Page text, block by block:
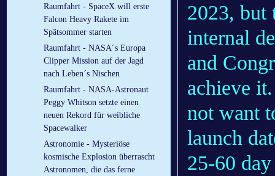
Raumfahrt - SpaceX will erste
Falcon Heavy Rakete im
Spätsommer starten
Raumfahrt - NASA´s Europa
Clipper Mission auf der Jagd
nach Leben´s Nischen
Raumfahrt - NASA-Astronaut
Peggy Whitson setzte einen
neuen Rekord für weibliche
Spacewalker
Astronomie - Mysteriöse
kosmische Explosion überrascht
Astronomen, die das ferne
2023, but
internal
and
achieve
not want
launch
25-60